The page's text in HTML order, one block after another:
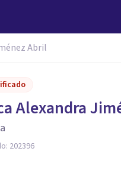
Abril
Alexandra
202396